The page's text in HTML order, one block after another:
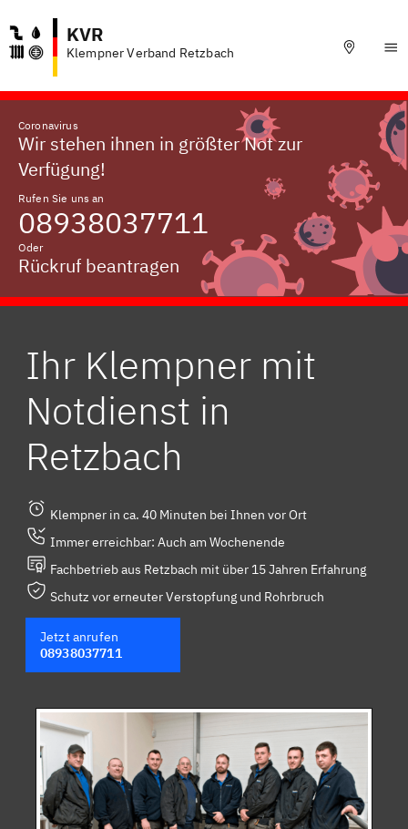
KVR
Klempner Verband Retzbach
Coronavirus
Wir stehen ihnen in größter Not zur
Verfügung!
Rufen Sie uns an
08938037711
Oder
Rückruf beantragen
Ihr Klempner mit
Notdienst in
Retzbach
Klempner in ca. 40 Minuten bei Ihnen vor Ort
Immer erreichbar: Auch am Wochenende
Fachbetrieb aus Retzbach mit über 15 Jahren Erfahrung
Schutz vor erneuter Verstopfung und Rohrbruch
Jetzt anrufen
08938037711